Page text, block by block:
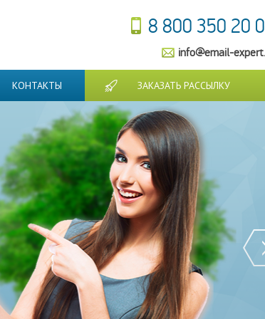
8 800 350 20
info@email-
КОНТАКТЫ ЗАКАЗАТЬ РАССЫЛКУ